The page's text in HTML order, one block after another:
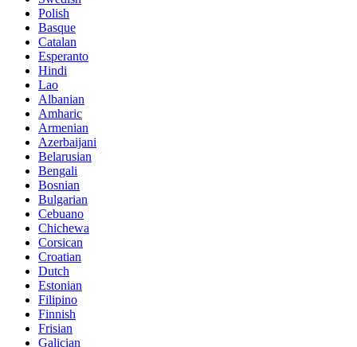
Polish
Basque
Catalan
Esperanto
Hindi
Lao
Albanian
Amharic
Armenian
Azerbaijani
Belarusian
Bengali
Bosnian
Bulgarian
Cebuano
Chichewa
Corsican
Croatian
Dutch
Estonian
Filipino
Finnish
Frisian
Galician